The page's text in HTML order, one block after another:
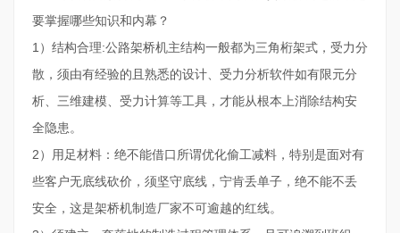
要掌握哪些知识和内幕？
1）结构合理:公路架桥机主结构一般都为三角桁架式，受力分
散，须由有经验的且熟悉的设计、受力分析软件如有限元分
析、三维建模、受力计算等工具，才能从根本上消除结构安
全隐患。
2）用足材料：绝不能借口所谓优化偷工减料，特别是面对有
些客户无底线砍价，须坚守底线，宁肯丢单子，绝不能不丢
安全，这是架桥机制造厂家不可逾越的红线。